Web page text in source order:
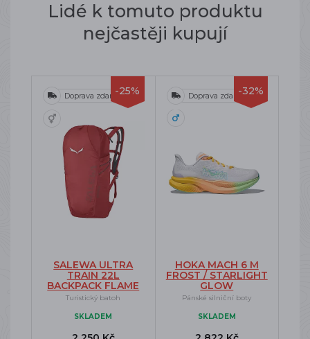
Lidé k tomuto produktu
nejčastěji kupují
-25%
Doprava zdarma
SALEWA ULTRA
TRAIN 22L
BACKPACK FLAME
Turistický batoh
SKLADEM
-32%
Doprava zdarma
HOKA MACH 6 M
FROST / STARLIGHT
GLOW
Pánské silniční boty
SKLADEM